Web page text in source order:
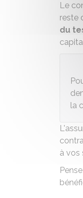
Le
reste
du
la
à vos